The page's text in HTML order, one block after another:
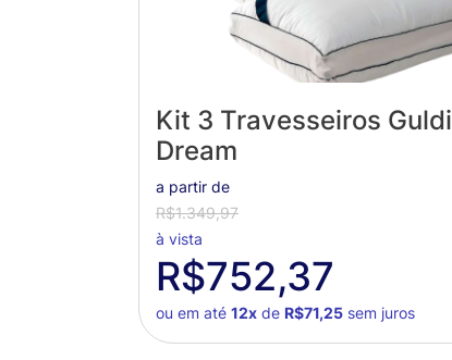
Kit 3 Travesseiros Guldi
Dream
a partir de
R$1.349,97
à vista
R$752,37
ou em até 12x de R$71,25 sem juros